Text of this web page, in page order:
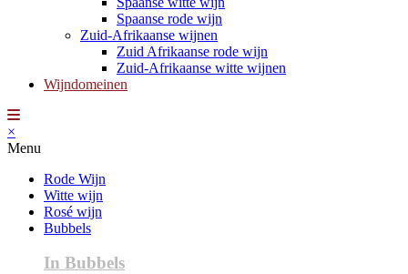
Spaanse rode wijn
Zuid-Afrikaanse wijnen
Zuid Afrikaanse rode wijn
Zuid-Afrikaanse witte wijnen
Wijndomeinen
×
Menu
Rode Wijn
Witte wijn
Rosé wijn
Bubbels
In Bubbels